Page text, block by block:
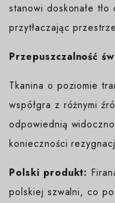
stanowi doskonałe
przytłaczając
Przepuszczalność
Tkanina o poziomie
współgra z różnymi
odpowiednią
konieczności
Polski produkt:
polskiej szwalni, co